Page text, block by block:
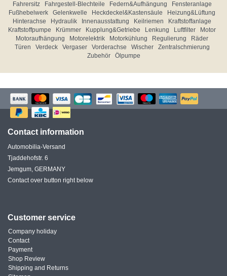
Fahrersitz
Fahrgestell-Blechteile Federn&Aufhängung
Fensteranlage
Fußhebelwerk
Gelenkwelle Heckdeckel&Kastensäule
Heizung&Lüftung
Hinterachse
Hydraulik Innenausstattung Keilriemen
Kraftstoffanlage
Kraftstoffpumpe
Krümmer Kupplung&Getriebe Lenkung Luftfilter
Motor
Motoraufhängung
Motorelektrik Motorkühlung Regulierung
Räder
Türen
Verdeck Vergaser Vorderachse Wischer
Zentralschmierung
Zubehör
Ölpumpe
Contact information
Automobilia-Versand
Tjaddehofstr. 6
Jemgum, GERMANY
Contact over button right below
Customer service
Company holiday
Contact
Payment
Shop Review
Shipping and Returns